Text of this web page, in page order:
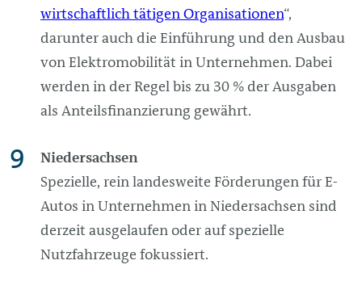
wirtschaftlich tätigen Organisationen“,
darunter auch die Einführung und den Ausbau
von Elektromobilität in Unternehmen. Dabei
werden in der Regel bis zu 30 % der Ausgaben
als Anteilsfinanzierung gewährt.
Niedersachsen
Spezielle, rein landesweite Förderungen für E-
Autos in Unternehmen in Niedersachsen sind
derzeit ausgelaufen oder auf spezielle
Nutzfahrzeuge fokussiert.